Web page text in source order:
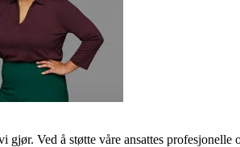
Ved å støtte våre ansattes